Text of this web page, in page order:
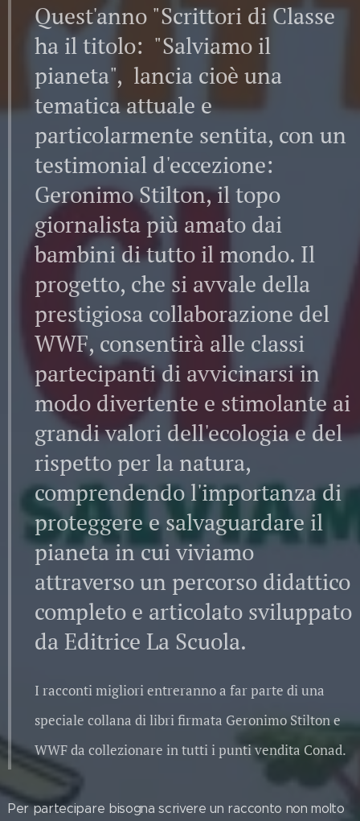
Quest'anno "Scrittori di Classe
ha il titolo: "Salviamo il
pianeta", lancia cioè una
tematica attuale e
particolarmente sentita, con un
testimonial d'eccezione:
Geronimo Stilton, il topo
giornalista più amato dai
bambini di tutto il mondo. Il
progetto, che si avvale della
prestigiosa collaborazione del
WWF, consentirà alle classi
partecipanti di avvicinarsi in
modo divertente e stimolante ai
grandi valori dell'ecologia e del
rispetto per la natura,
comprendendo l'importanza di
proteggere e salvaguardare il
pianeta in cui viviamo
attraverso un percorso didattico
completo e articolato sviluppato
da Editrice La Scuola.
I racconti migliori entreranno a far parte di una
speciale collana di libri firmata Geronimo Stilton e
WWF da collezionare in tutti i punti vendita Conad.
Per partecipare bisogna scrivere un racconto non molto